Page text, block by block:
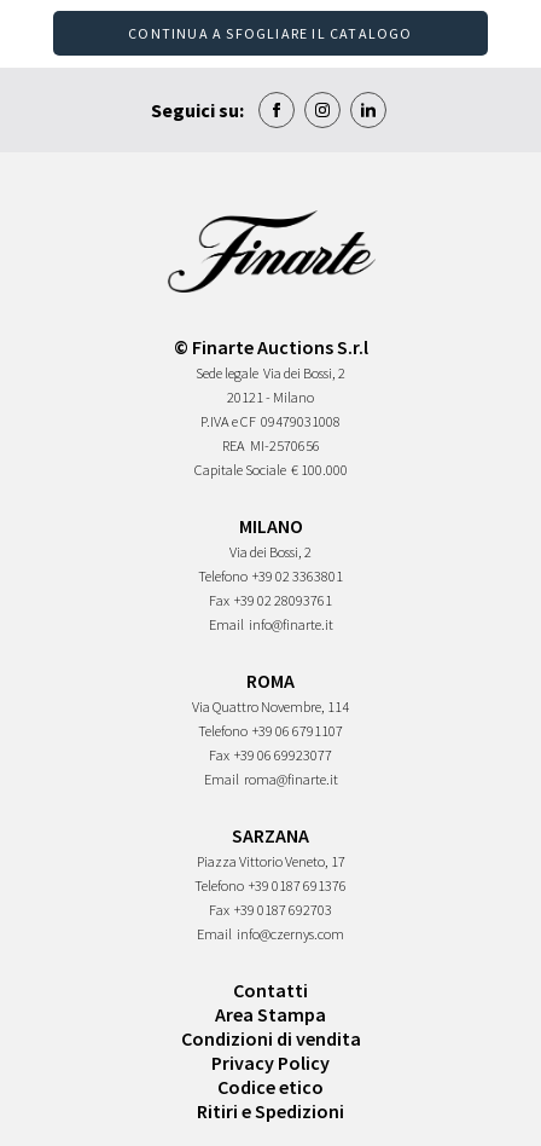
CONTINUA A SFOGLIARE IL CATALOGO
Seguici su:
© Finarte Auctions S.r.l
Sede legale Via dei Bossi, 2
20121 - Milano
P.IVA e CF 09479031008
REA MI-2570656
Capitale Sociale € 100.000
MILANO
Via dei Bossi, 2
Telefono +39 02 3363801
Fax +39 02 28093761
Email info@finarte.it
ROMA
Via Quattro Novembre, 114
Telefono +39 06 6791107
Fax +39 06 69923077
Email roma@finarte.it
SARZANA
Piazza Vittorio Veneto, 17
Telefono +39 0187 691376
Fax +39 0187 692703
Email info@czernys.com
Contatti
Area Stampa
Condizioni di vendita
Privacy Policy
Codice etico
Ritiri e Spedizioni